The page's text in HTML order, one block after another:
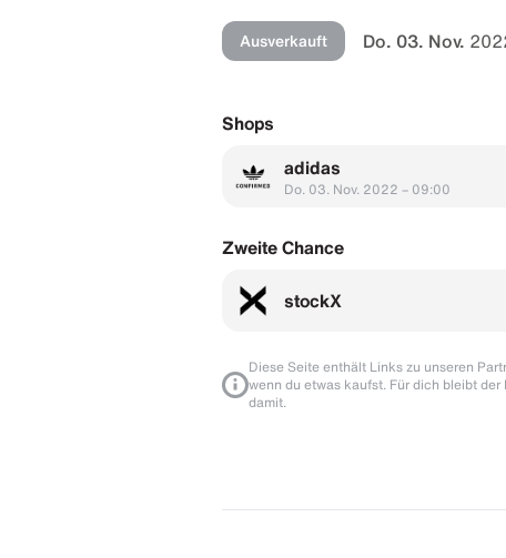
Ausverkauft Do. 03. Nov.
Shops
adidas
Do. 03. Nov. 2022 – 09:00
Zweite Chance
stockX
Diese Seite enthält Links zu unseren
wenn du etwas kaufst. Für dich bleibt
damit.